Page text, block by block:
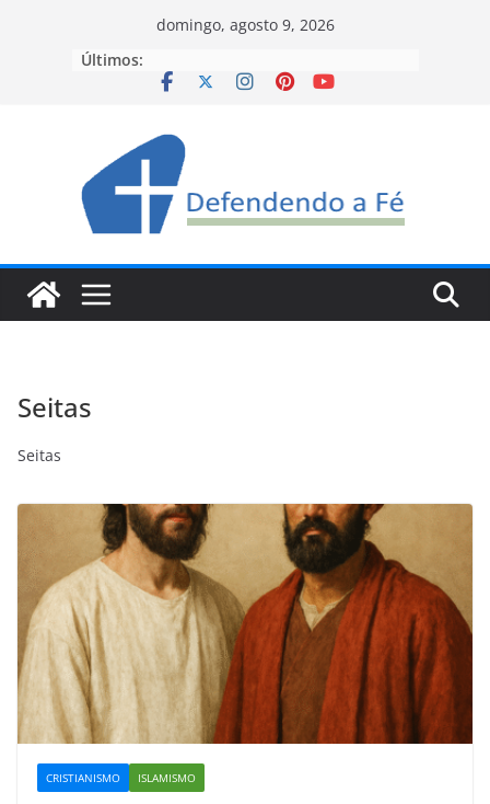
domingo, agosto 9, 2026
Últimos:
Seitas
Seitas
CRISTIANISMO ISLAMISMO